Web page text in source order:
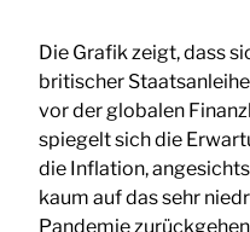
Die Grafik zeigt, dass
britischer
vor der globalen
spiegelt sich die
die Inflation,
kaum auf das sehr
Pandemie